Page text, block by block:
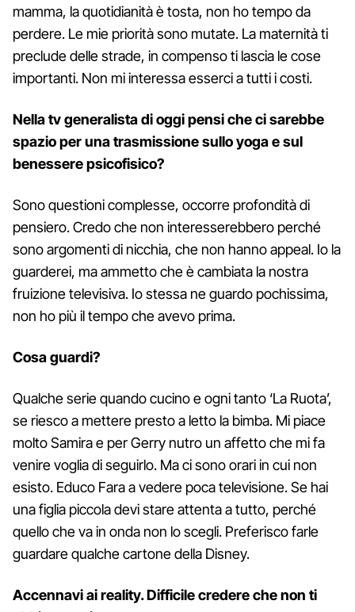
mamma, la quotidianità è tosta, non ho tempo da
perdere. Le mie priorità sono mutate. La maternità ti
preclude delle strade, in compenso ti lascia le cose
importanti. Non mi interessa esserci a tutti i costi.
Nella tv generalista di oggi pensi che ci sarebbe
spazio per una trasmissione sullo yoga e sul
benessere psicofisico?
Sono questioni complesse, occorre profondità di
pensiero. Credo che non interesserebbero perché
sono argomenti di nicchia, che non hanno appeal. Io la
guarderei, ma ammetto che è cambiata la nostra
fruizione televisiva. Io stessa ne guardo pochissima,
non ho più il tempo che avevo prima.
Cosa guardi?
Qualche serie quando cucino e ogni tanto ‘La Ruota’,
se riesco a mettere presto a letto la bimba. Mi piace
molto Samira e per Gerry nutro un affetto che mi fa
venire voglia di seguirlo. Ma ci sono orari in cui non
esisto. Educo Fara a vedere poca televisione. Se hai
una figlia piccola devi stare attenta a tutto, perché
quello che va in onda non lo scegli. Preferisco farle
guardare qualche cartone della Disney.
Accennavi ai reality. Difficile credere che non ti